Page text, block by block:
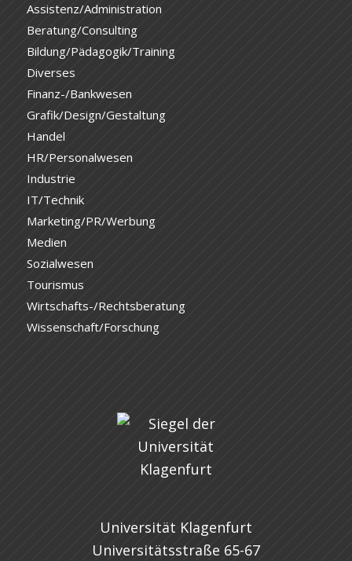
Assistenz/Administration
Beratung/Consulting
Bildung/Pädagogik/Training
Diverses
Finanz-/Bankwesen
Grafik/Design/Gestaltung
Handel
HR/Personalwesen
Industrie
IT/Technik
Marketing/PR/Werbung
Medien
Sozialwesen
Tourismus
Wirtschafts-/Rechtsberatung
Wissenschaft/Forschung
Universität Klagenfurt
Universitätsstraße 65-67